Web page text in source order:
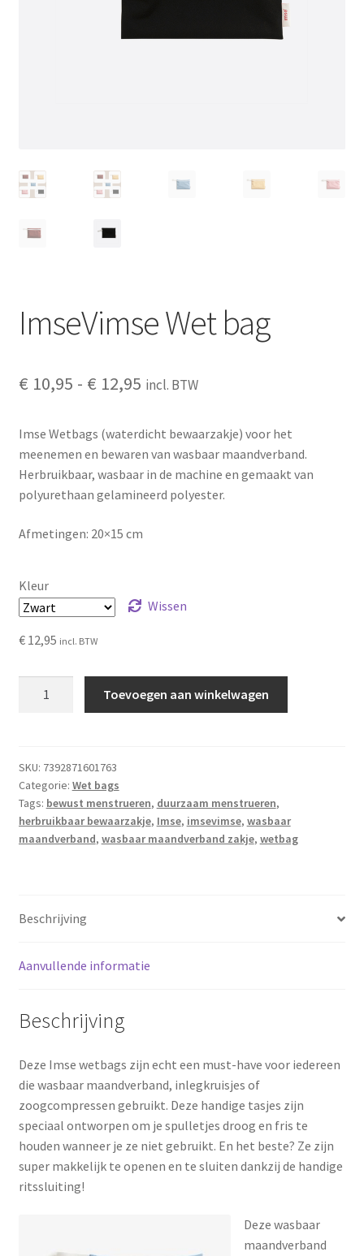
ImseVimse Wet bag
€ 10,95 - € 12,95Prijsklasse:
tot
€ 12,95
incl. BTW
Imse Wetbags (waterdicht bewaarzakje) voor het
meenemen en bewaren van wasbaar maandverband.
Herbruikbaar, wasbaar in de machine en gemaakt van
polyurethaan gelamineerd polyester.
Afmetingen: 20×15 cm
Kleur
Wissen
€12,95 incl. BTW
Toevoegen aan winkelwagen
SKU: 7392871601763
Categorie: Wet bags
Tags: bewust menstrueren, duurzaam menstrueren,
herbruikbaar bewaarzakje, Imse, imsevimse, wasbaar
maandverband, wasbaar maandverband zakje, wetbag
Beschrijving
Aanvullende informatie
Beschrijving
Deze Imse wetbags zijn echt een must-have voor iedereen
die wasbaar maandverband, inlegkruisjes of
zoogcompressen gebruikt. Deze handige tasjes zijn
speciaal ontworpen om je spulletjes droog en fris te
houden wanneer je ze niet gebruikt. En het beste? Ze zijn
super makkelijk te openen en te sluiten dankzij de handige
ritssluiting!
Deze wasbaar
maandverband